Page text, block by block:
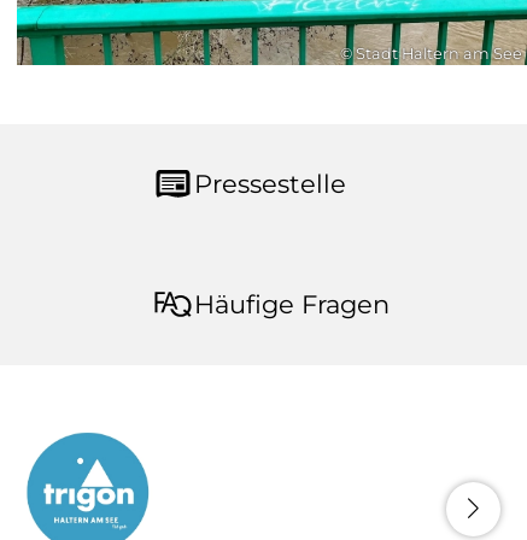
© Stadt Haltern am See
Pressestelle
Häufige Fragen